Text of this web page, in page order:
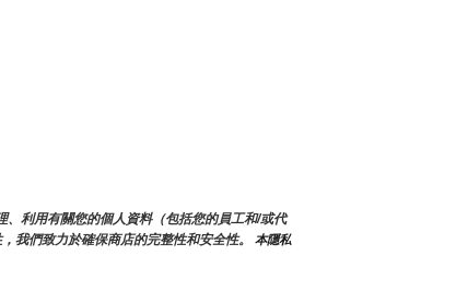
利用有關您的個人資料（包括您的員工和/或代
我們致力於確保商店的完整性和安全性。
本隱私